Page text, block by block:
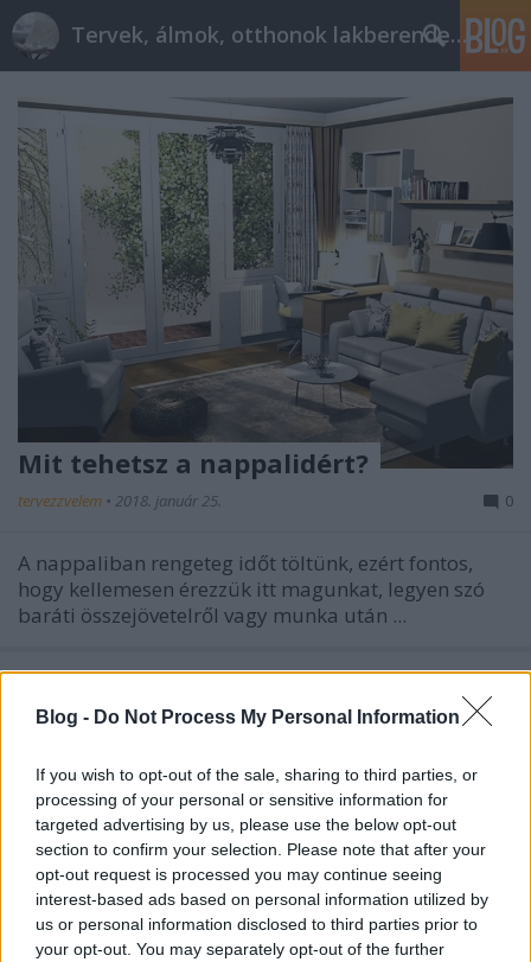
Blog - Do Not Process My Personal Information
If you wish to opt-out of the sale, sharing to third parties, or
processing of your personal or sensitive information for
targeted advertising by us, please use the below opt-out
section to confirm your selection. Please note that after your
opt-out request is processed you may continue seeing
interest-based ads based on personal information utilized by
us or personal information disclosed to third parties prior to
your opt-out. You may separately opt-out of the further
Tervek, álmok, otthonok lakberendezés + más
Mit tehetsz a nappalidért?
tervezzvelem • 2018. január 25. 0
A nappaliban rengeteg időt töltünk, ezért fontos,
hogy kellemesen érezzük itt magunkat, legyen szó
baráti összejövetelről vagy munka után ...